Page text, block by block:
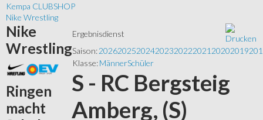
Kempa CLUBSHOP
Nike Wrestling
Ergebnisdienst
Saison:202620252024202320222021 20202019
Klasse:MännerSchüler
S - RC Bergsteig
Amberg, (S)
Nike
Wrestling
Ringen
macht